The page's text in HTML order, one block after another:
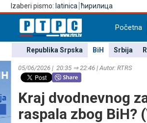
Izaberi pismo: latinica ћирилица
Početna
Republika Srpska BiH Srbija
05/06/2026 | 20:35 ⇒ 22:46 | Autor: RTRS
Kraj dvodnevnog
raspala zbog BiH?